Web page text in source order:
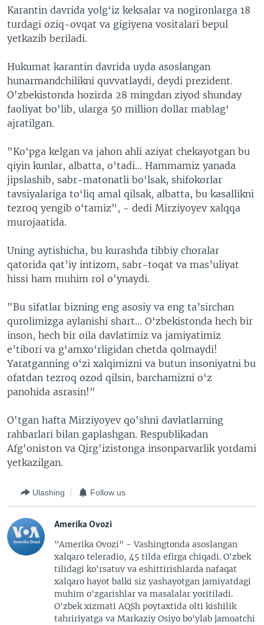
Karantin davrida yolg‘iz keksalar va nogironlarga 18
turdagi oziq-ovqat va gigiyena vositalari bepul
yetkazib beriladi.
Hukumat karantin davrida uyda asoslangan
hunarmandchilikni quvvatlaydi, deydi prezident.
O'zbekistonda hozirda 28 mingdan ziyod shunday
faoliyat bo'lib, ularga 50 million dollar mablag‘
ajratilgan.
"Ko‘pga kelgan va jahon ahli aziyat chekayotgan bu
qiyin kunlar, albatta, o‘tadi... Hammamiz yanada
jipslashib, sabr-matonatli bo‘lsak, shifokorlar
tavsiyalariga to‘liq amal qilsak, albatta, bu kasallikni
tezroq yengib o‘tamiz", - dedi Mirziyoyev xalqqa
murojaatida.
Uning aytishicha, bu kurashda tibbiy choralar
qatorida qat’iy intizom, sabr-toqat va mas’uliyat
hissi ham muhim rol o'ynaydi.
"Bu sifatlar bizning eng asosiy va eng ta’sirchan
qurolimizga aylanishi shart... O‘zbekistonda hech bir
inson, hech bir oila davlatimiz va jamiyatimiz
e’tibori va g‘amxo‘rligidan chetda qolmaydi!
Yaratganning o‘zi xalqimizni va butun insoniyatni bu
ofatdan tezroq ozod qilsin, barchamizni o‘z
panohida asrasin!"
O'tgan hafta Mirziyoyev qo'shni davlatlarning
rahbarlari bilan gaplashgan. Respublikadan
Afg'oniston va Qirg'izistonga insonparvarlik yordami
yetkazilgan.
Ulashing Follow us
Amerika Ovozi
"Amerika Ovozi" - Vashingtonda asoslangan
xalqaro teleradio, 45 tilda efirga chiqadi. O'zbek
tilidagi ko'rsatuv va eshittirishlarda nafaqat
xalqaro hayot balki siz yashayotgan jamiyatdagi
muhim o'zgarishlar va masalalar yoritiladi.
O'zbek xizmati AQSh poytaxtida olti kishilik
tahririyatga va Markaziy Osiyo bo'ylab jamoatchi